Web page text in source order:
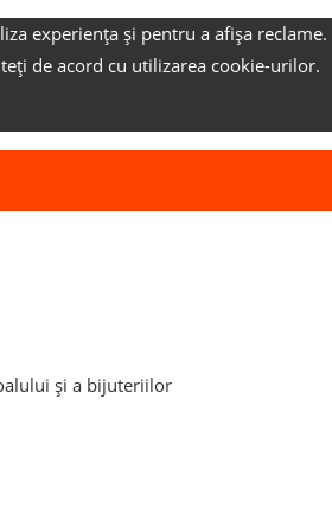
experiența și pentru a afișa reclame.
de acord cu utilizarea cookie-urilor.
și a bijuteriilor